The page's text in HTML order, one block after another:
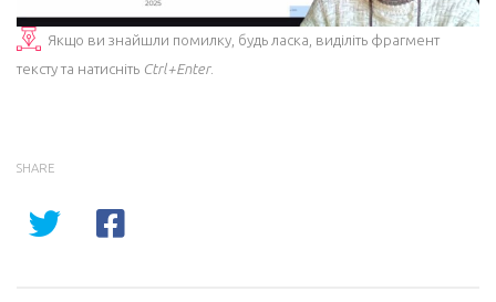
Якщо ви знайшли помилку, будь ласка, виділіть фрагмент
тексту та натисніть Ctrl+Enter.
SHARE